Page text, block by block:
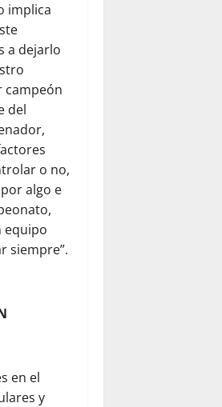
implica
a dejarlo
campeón
del
o no,
algo e
equipo
siempre”.
en el
y